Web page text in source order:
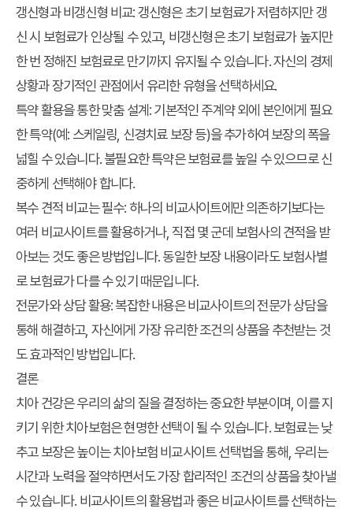
갱신형과 비갱신형 비교:갱신형은 초기 보험료가 저렴하지만 갱
신 시 보험료가 인상될 수 있고, 비갱신형은 초기 보험료가 높지만
한 번 정해진 보험료로 만기까지 유지될 수 있습니다. 자신의 경제
상황과 장기적인 관점에서 유리한 유형을 선택하세요.
특약 활용을 통한 맞춤 설계:기본적인 주계약 외에 본인에게 필요
한 특약(예: 스케일링, 신경치료 보장 등)을 추가하여 보장의 폭을
넓힐 수 있습니다. 불필요한 특약은 보험료를 높일 수 있으므로 신
중하게 선택해야 합니다.
복수 견적 비교는 필수: 하나의 비교사이트에만 의존하기보다는
여러 비교사이트를 활용하거나, 직접 몇 군데 보험사의 견적을 받
아보는 것도 좋은 방법입니다. 동일한 보장 내용이라도 보험사별
로 보험료가 다를 수 있기 때문입니다.
전문가와 상담 활용:복잡한 내용은 비교사이트의 전문가 상담을
통해 해결하고, 자신에게 가장 유리한 조건의 상품을 추천받는 것
도 효과적인 방법입니다.
결론
치아 건강은 우리의 삶의 질을 결정하는 중요한 부분이며, 이를 지
키기 위한 치아보험은 현명한 선택이 될 수 있습니다.보험료는 낮
추고 보장은 높이는 치아보험 비교사이트 선택법을 통해, 우리는
시간과 노력을 절약하면서도 가장 합리적인 조건의 상품을 찾아낼
수 있습니다. 비교사이트의 활용법과 좋은 비교사이트를 선택하는